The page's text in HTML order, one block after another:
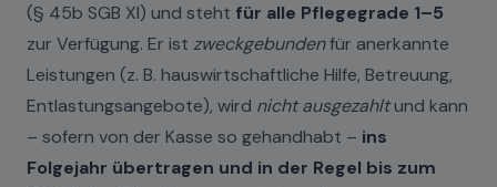
(§ 45b SGB XI) und steht für alle Pflegegrade 1–5
zur Verfügung. Er ist zweckgebundenfür anerkannte
Leistungen (z. B. hauswirtschaftliche Hilfe, Betreuung,
Entlastungsangebote), wird nicht ausgezahltund kann
– sofern von der Kasse so gehandhabt – ins
Folgejahr übertragen und in der Regel bis zum